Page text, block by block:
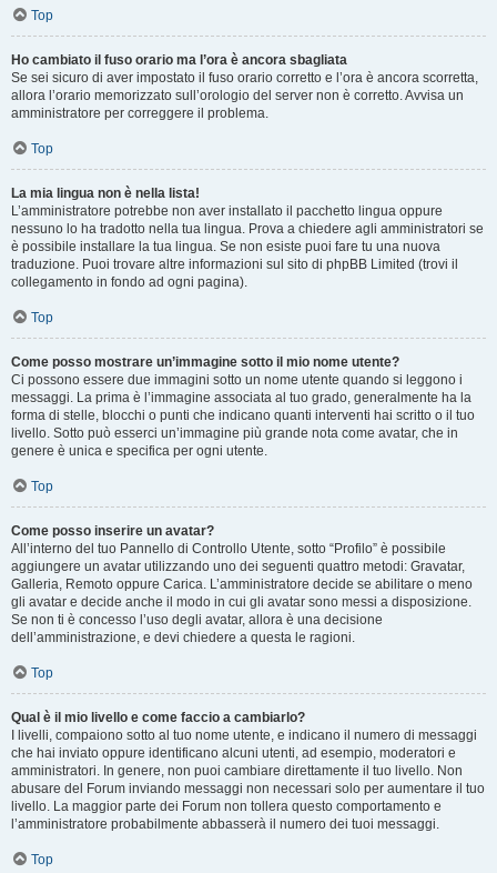
Top
Ho cambiato il fuso orario ma l’ora è ancora sbagliata
Se sei sicuro di aver impostato il fuso orario corretto e l’ora è ancora scorretta,
allora l’orario memorizzato sull’orologio del server non è corretto. Avvisa un
amministratore per correggere il problema.
Top
La mia lingua non è nella lista!
L’amministratore potrebbe non aver installato il pacchetto lingua oppure
nessuno lo ha tradotto nella tua lingua. Prova a chiedere agli amministratori se
è possibile installare la tua lingua. Se non esiste puoi fare tu una nuova
traduzione. Puoi trovare altre informazioni sul sito di phpBB Limited (trovi il
collegamento in fondo ad ogni pagina).
Top
Come posso mostrare un’immagine sotto il mio nome utente?
Ci possono essere due immagini sotto un nome utente quando si leggono i
messaggi. La prima è l’immagine associata al tuo grado, generalmente ha la
forma di stelle, blocchi o punti che indicano quanti interventi hai scritto o il tuo
livello. Sotto può esserci un’immagine più grande nota come avatar, che in
genere è unica e specifica per ogni utente.
Top
Come posso inserire un avatar?
All’interno del tuo Pannello di Controllo Utente, sotto “Profilo” è possibile
aggiungere un avatar utilizzando uno dei seguenti quattro metodi: Gravatar,
Galleria, Remoto oppure Carica. L’amministratore decide se abilitare o meno
gli avatar e decide anche il modo in cui gli avatar sono messi a disposizione.
Se non ti è concesso l’uso degli avatar, allora è una decisione
dell’amministrazione, e devi chiedere a questa le ragioni.
Top
Qual è il mio livello e come faccio a cambiarlo?
I livelli, compaiono sotto al tuo nome utente, e indicano il numero di messaggi
che hai inviato oppure identificano alcuni utenti, ad esempio, moderatori e
amministratori. In genere, non puoi cambiare direttamente il tuo livello. Non
abusare del Forum inviando messaggi non necessari solo per aumentare il tuo
livello. La maggior parte dei Forum non tollera questo comportamento e
l’amministratore probabilmente abbasserà il numero dei tuoi messaggi.
Top